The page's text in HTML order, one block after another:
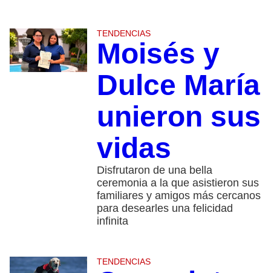
TENDENCIAS
Moisés y
Dulce María
unieron sus
vidas
Disfrutaron de una bella
ceremonia a la que asistieron sus
familiares y amigos más cercanos
para desearles una felicidad
infinita
TENDENCIAS